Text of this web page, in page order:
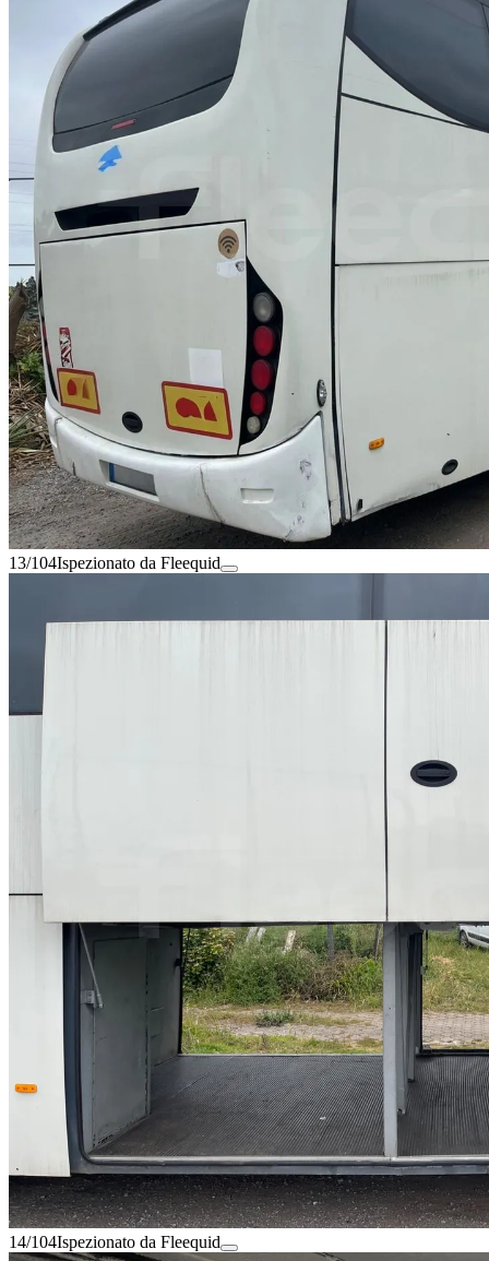
13/104Ispezionato da Fleequid
14/104Ispezionato da Fleequid